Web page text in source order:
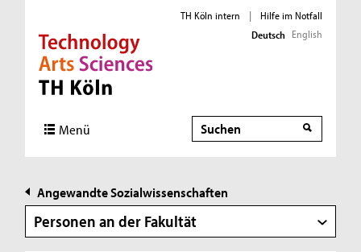
Direkt zur Hauptnavigation
Direkt zur Subnavigation
Direkt zum Inhalt
Direkt zum Fußbereich
TH Köln intern |
Hilfe im Notfall
Deutsch English
Menü Suche
Suche
Angewandte Sozialwissenschaften
Personen an der Fakultät